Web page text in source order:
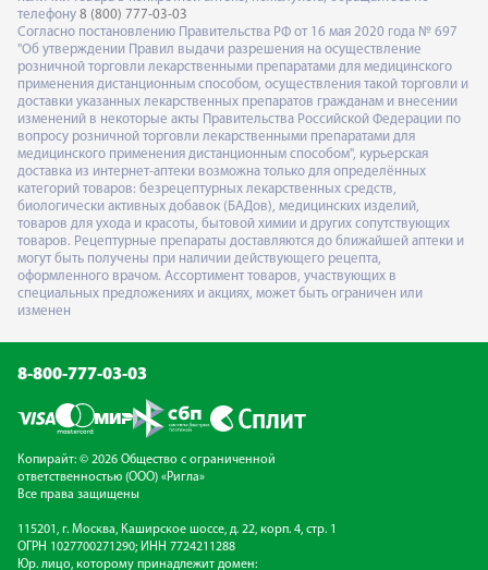
телефону 8 (800) 777-03-03
Согласно постановлению Правительства РФ от 16 мая 2020 года № 697
"Об утверждении Правил выдачи разрешения на осуществление
розничной торговли лекарственными препаратами для медицинского
применения дистанционным способом, осуществления такой торговли и
доставки указанных лекарственных препаратов гражданам и внесении
изменений в некоторые акты Правительства Российской Федерации по
вопросу розничной торговли лекарственными препаратами для
медицинского применения дистанционным способом", курьерская
доставка из интернет-аптеки возможна только для определённых
категорий товаров: безрецептурных лекарственных средств,
биологически активных добавок (БАДов), медицинских изделий,
товаров для ухода и красоты, бытовой химии и других сопутствующих
товаров. Рецептурные препараты доставляются до ближайшей аптеки и
могут быть получены при наличии действующего рецепта,
оформленного врачом. Ассортимент товаров, участвующих в
специальных предложениях и акциях, может быть ограничен или
изменен
8-800-777-03-03
Копирайт: © 2026 Общество с ограниченной
ответственностью (ООО) «Ригла»
Все права защищены
115201, г. Москва, Каширское шоссе, д. 22, корп. 4, стр. 1
ОГРН 1027700271290; ИНН 7724211288
Юр. лицо, которому принадлежит домен: